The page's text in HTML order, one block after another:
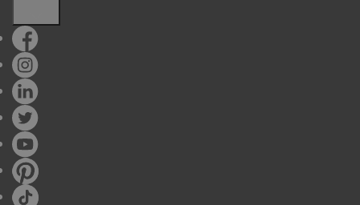
tener stock limitado
el ojo puesto en alguna, no lo pienses demasiado.
CONSEJOS PARA COMPRAR ONLINE
Comprar videojuegos online es cómodo, pero hay
algunos trucos para sacarle el máximo partido. Revisa
siempre las fechas de lanzamiento, especialmente para